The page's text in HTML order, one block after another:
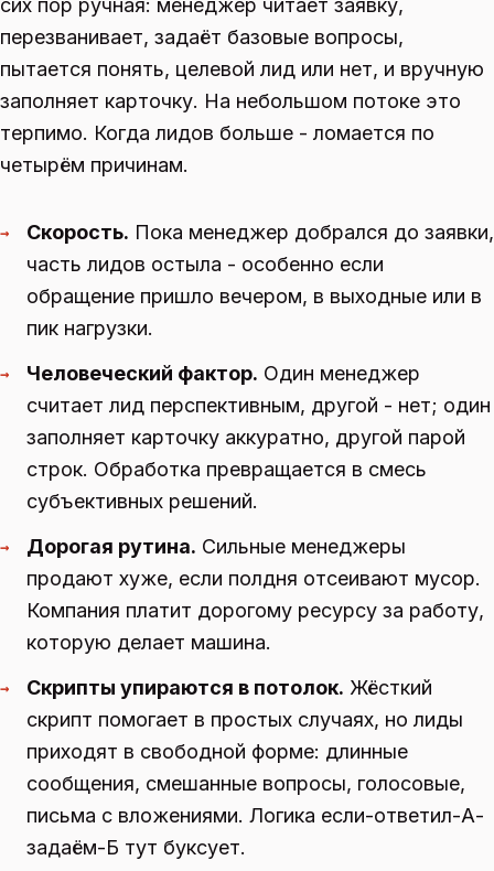
сих пор ручная: менеджер читает заявку,
перезванивает, задаёт базовые вопросы,
пытается понять, целевой лид или нет, и вручную
заполняет карточку. На небольшом потоке это
терпимо. Когда лидов больше - ломается по
четырём причинам.
→ Скорость. Пока менеджер добрался до заявки,
часть лидов остыла - особенно если
обращение пришло вечером, в выходные или в
пик нагрузки.
→ Человеческий фактор. Один менеджер
считает лид перспективным, другой - нет; один
заполняет карточку аккуратно, другой парой
строк. Обработка превращается в смесь
субъективных решений.
→ Дорогая рутина. Сильные менеджеры
продают хуже, если полдня отсеивают мусор.
Компания платит дорогому ресурсу за работу,
которую делает машина.
→ Скрипты упираются в потолок. Жёсткий
скрипт помогает в простых случаях, но лиды
приходят в свободной форме: длинные
сообщения, смешанные вопросы, голосовые,
письма с вложениями. Логика если-ответил-А-
задаём-Б тут буксует.